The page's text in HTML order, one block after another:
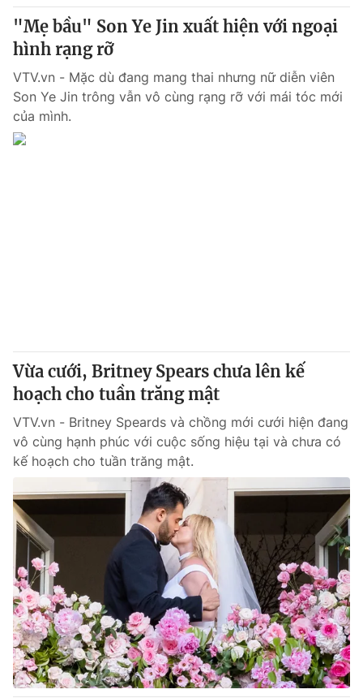
® Cấm sao chép dưới mọi hình thức nếu không có sự chấp
thuận bằng văn bản. Ghi rõ nguồn VTV.vn khi phát hành lại
thông tin từ website này.
"Mẹ bầu" Son Ye Jin xuất hiện với ngoại
hình rạng rỡ
VTV.vn - Mặc dù đang mang thai nhưng nữ diễn viên
Son Ye Jin trông vẫn vô cùng rạng rỡ với mái tóc mới
của mình.
Vừa cưới, Britney Spears chưa lên kế
hoạch cho tuần trăng mật
VTV.vn - Britney Speards và chồng mới cưới hiện đang
vô cùng hạnh phúc với cuộc sống hiệu tại và chưa có
kế hoạch cho tuần trăng mật.